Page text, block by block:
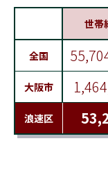
世帯
全国
大阪市
浪速区